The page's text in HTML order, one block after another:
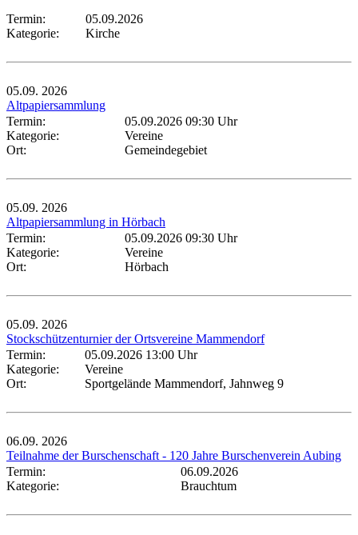
Termin:
05.09.2026
Kategorie:
Kirche
05.09. 2026
Altpapiersammlung
Termin:
05.09.2026 09:30 Uhr
Kategorie:
Vereine
Ort:
Gemeindegebiet
05.09. 2026
Altpapiersammlung in Hörbach
Termin:
05.09.2026 09:30 Uhr
Kategorie:
Vereine
Ort:
Hörbach
05.09. 2026
Stockschützenturnier der Ortsvereine Mammendorf
Termin:
05.09.2026 13:00 Uhr
Kategorie:
Vereine
Ort:
Sportgelände Mammendorf, Jahnweg 9
06.09. 2026
Teilnahme der Burschenschaft - 120 Jahre Burschenverein Aubing
Termin:
06.09.2026
Kategorie:
Brauchtum